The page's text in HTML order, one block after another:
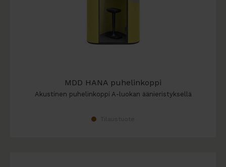
MDD HANA puhelinkoppi
Akustinen puhelinkoppi A-luokan äänieristyksellä